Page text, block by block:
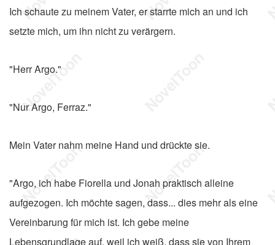
Ich schaute zu meinem Vater, er starrte mich an und ich
setzte mich, um ihn nicht zu verärgern.
"Herr Argo."
"Nur Argo, Ferraz."
Mein Vater nahm meine Hand und drückte sie.
"Argo, ich habe Fiorella und Jonah praktisch alleine
aufgezogen. Ich möchte sagen, dass... dies mehr als eine
Vereinbarung für mich ist. Ich gebe meine
Lebensgrundlage auf, weil ich weiß, dass sie von Ihrem